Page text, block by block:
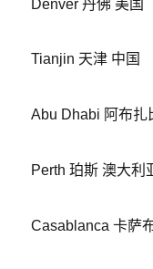
Denver 丹佛 美国
Tianjin 天津 中国
Abu Dhabi 阿布扎
Perth 珀斯 澳大利
Casablanca 卡萨